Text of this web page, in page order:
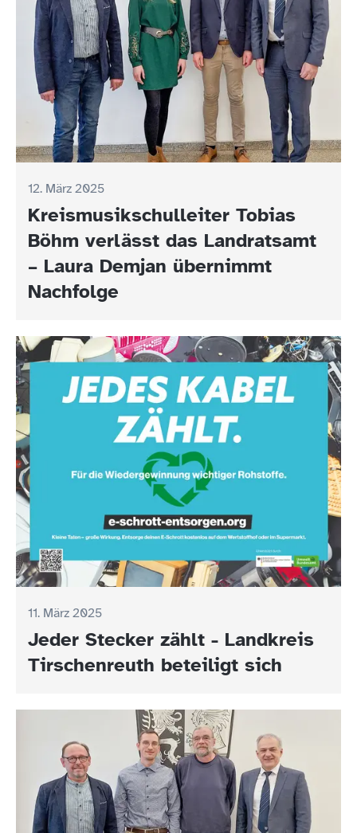
12. März 2025
Kreismusikschulleiter Tobias
Böhm verlässt das Landratsamt
– Laura Demjan übernimmt
Nachfolge
11. März 2025
Jeder Stecker zählt - Landkreis
Tirschenreuth beteiligt sich